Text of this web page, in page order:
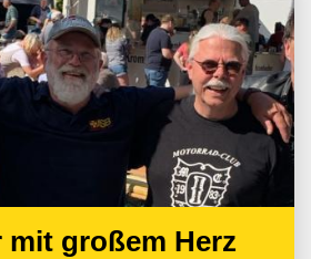
großem Herz